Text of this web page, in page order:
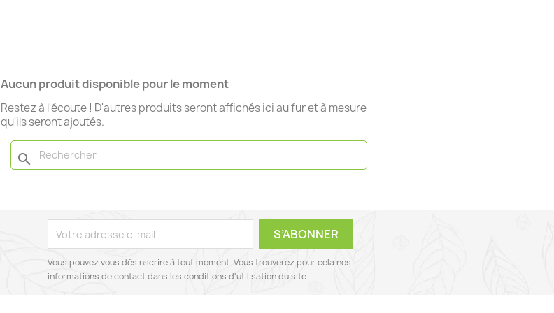
Aucun produit disponible pour le moment
Restez à l'écoute ! D'autres produits seront affichés ici au fur et à mesure
qu'ils seront ajoutés.
search
Vous pouvez vous désinscrire à tout moment. Vous trouverez pour cela nos
informations de contact dans les conditions d'utilisation du site.